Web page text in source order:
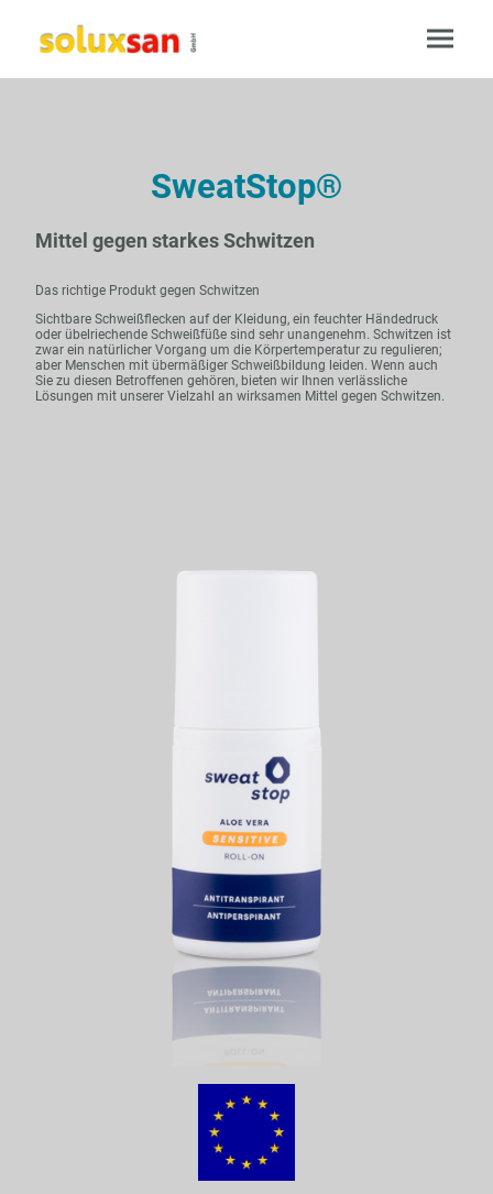
SweatStop®
Mittel gegen starkes Schwitzen
Das richtige Produkt gegen Schwitzen
Sichtbare Schweißflecken auf der Kleidung, ein feuchter Händedruck
oder übelriechende Schweißfüße sind sehr unangenehm. Schwitzen ist
zwar ein natürlicher Vorgang um die Körpertemperatur zu regulieren;
aber Menschen mit übermäßiger Schweißbildung leiden. Wenn auch
Sie zu diesen Betroffenen gehören, bieten wir Ihnen verlässliche
Lösungen mit unserer Vielzahl an wirksamen Mittel gegen Schwitzen.